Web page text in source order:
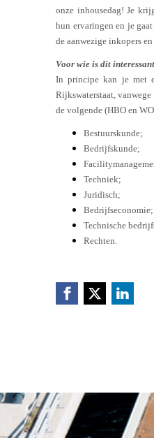
onze inhousedag! Je
hun ervaringen en je
de aanwezige inkopers en
Voor wie is dit
In principe kan je met
Rijkswaterstaat,
de volgende (HBO en
Bestuurskunde;
Bedrijfskunde;
Techniek;
Juridisch;
Bedrijfseconomie;
Technische
Rechten.